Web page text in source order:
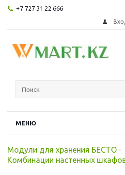
+7 727 31 22 666
МЕНЮ
Модули для хранения БЕСТО -
Комбинации настенных